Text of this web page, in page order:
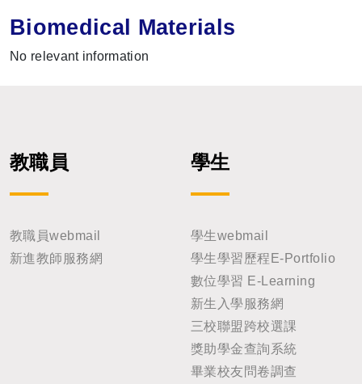
Biomedical Materials
No relevant information
教職員
教職員webmail
新進教師服務網
學生
學生webmail
學生學習歷程E-Portfolio
數位學習 E-Learning
新生入學服務網
三校聯盟跨校選課
獎助學金查詢系統
畢業校友問卷調查